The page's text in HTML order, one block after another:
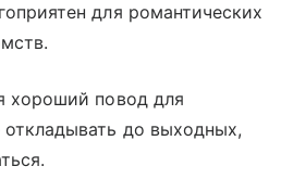
для романтических
хороший повод для
до выходных,